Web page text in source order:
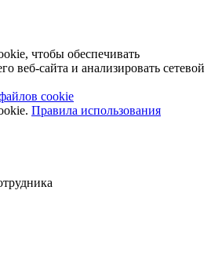
чтобы обеспечивать
веб-сайта и анализировать сетевой
cookie
Правила использования